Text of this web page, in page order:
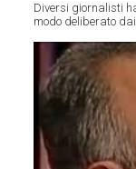
Diversi giornalisti
modo deliberato